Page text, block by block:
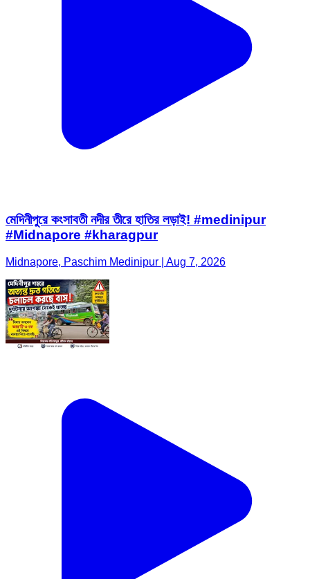
মেদিনীপুরে কংসাবতী নদীর তীরে হাতির লড়াই! #medinipur
#Midnapore #kharagpur
Midnapore, Paschim Medinipur | Aug 7, 2026